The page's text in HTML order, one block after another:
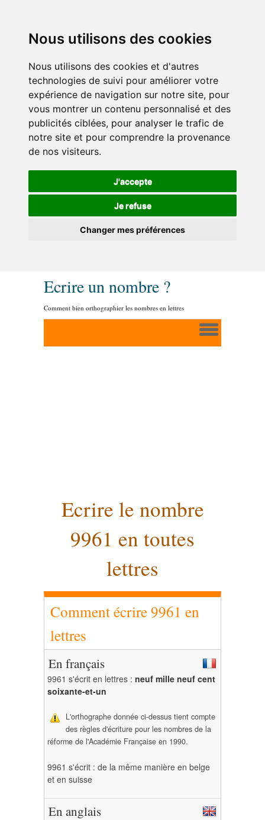
Nous utilisons des cookies
Nous utilisons des cookies et d'autres
technologies de suivi pour améliorer votre
expérience de navigation sur notre site, pour
vous montrer un contenu personnalisé et des
publicités ciblées, pour analyser le trafic de
notre site et pour comprendre la provenance
de nos visiteurs.
J'accepte
Je refuse
Changer mes préférences
Ecrire un nombre ?
Comment bien orthographier les nombres en lettres
Ecrire le nombre
9961 en toutes
lettres
Comment écrire 9961 en
lettres
En français
9961 s'écrit en lettres : neuf mille neuf cent
soixante-et-un
L'orthographe donnée ci-dessus tient compte
des règles d'écriture pour les nombres de la
réforme de l'Académie Française en 1990.
9961 s'écrit : de la même manière en belge
et en suisse
En anglais